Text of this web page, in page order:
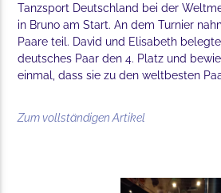
Tanzsport Deutschland bei der
in Bruno am Start. An dem Turnier
Paare teil. David und Elisabeth
deutsches Paar den 4. Platz und
einmal, dass sie zu den weltbesten
Zum vollständigen Artikel